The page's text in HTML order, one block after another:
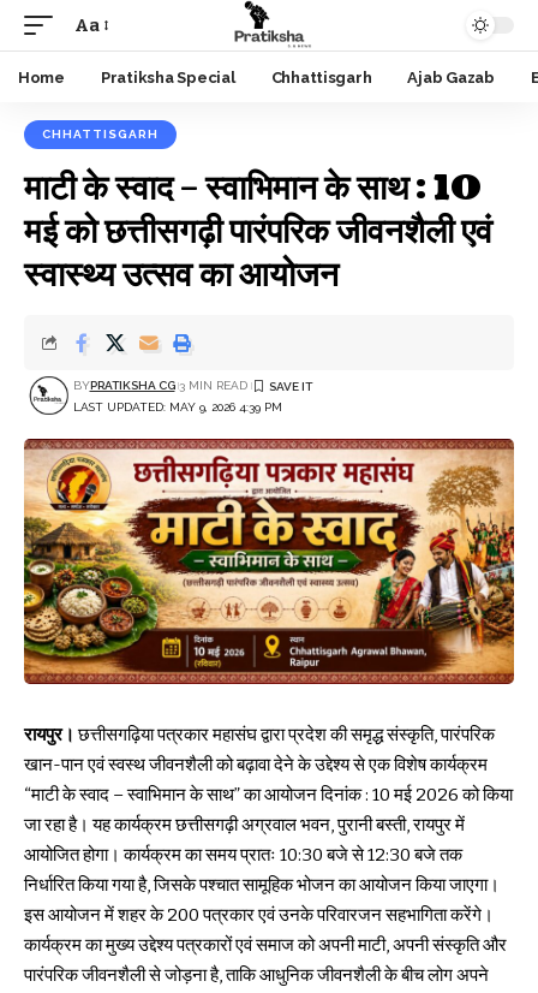
Font
Resizer
Aa
Home Pratiksha Special Chhattisgarh Ajab Gazab
CHHATTISGARH
माटी के स्वाद – स्वाभिमान के साथ : 10
मई को छत्तीसगढ़ी पारंपरिक जीवनशैली एवं
स्वास्थ्य उत्सव का आयोजन
LAST UPDATED: MAY 9, 2026 4:39 PM
BYPRATIKSHA CG 3 MIN READ
रायपुर।छत्तीसगढ़िया पत्रकार महासंघ द्वारा प्रदेश की समृद्ध संस्कृति, पारंपरिक
खान-पान एवं स्वस्थ जीवनशैली को बढ़ावा देने के उद्देश्य से एक विशेष कार्यक्रम
“माटी के स्वाद – स्वाभिमान के साथ” का आयोजन दिनांक : 10 मई 2026 को किया
जा रहा है। यह कार्यक्रम छत्तीसगढ़ी अग्रवाल भवन, पुरानी बस्ती, रायपुर में
आयोजित होगा। कार्यक्रम का समय प्रातः 10:30 बजे से 12:30 बजे तक
निर्धारित किया गया है, जिसके पश्चात सामूहिक भोजन का आयोजन किया जाएगा।
इस आयोजन में शहर के 200 पत्रकार एवं उनके परिवारजन सहभागिता करेंगे।
कार्यक्रम का मुख्य उद्देश्य पत्रकारों एवं समाज को अपनी माटी, अपनी संस्कृति और
पारंपरिक जीवनशैली से जोड़ना है, ताकि आधुनिक जीवनशैली के बीच लोग अपने